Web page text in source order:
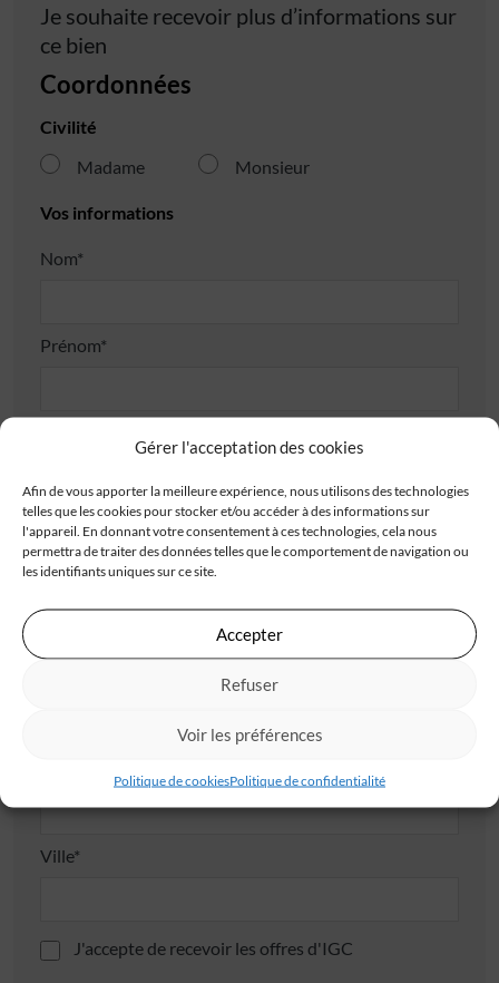
Gérer l'acceptation des cookies
Afin de vous apporter la meilleure expérience, nous utilisons des technologies
telles que les cookies pour stocker et/ou accéder à des informations sur
l'appareil. En donnant votre consentement à ces technologies, cela nous
permettra de traiter des données telles que le comportement de navigation ou
les identifiants uniques sur ce site.
Accepter
Refuser
Voir les préférences
Politique de cookiesPolitique de confidentialité
Je souhaite recevoir plus d’informations sur
ce bien
Coordonnées
Civilité
Madame
Monsieur
Vos informations
Nom*
Prénom*
E-mail*
Adresse
Ville*
J'accepte de recevoir les offres d'IGC